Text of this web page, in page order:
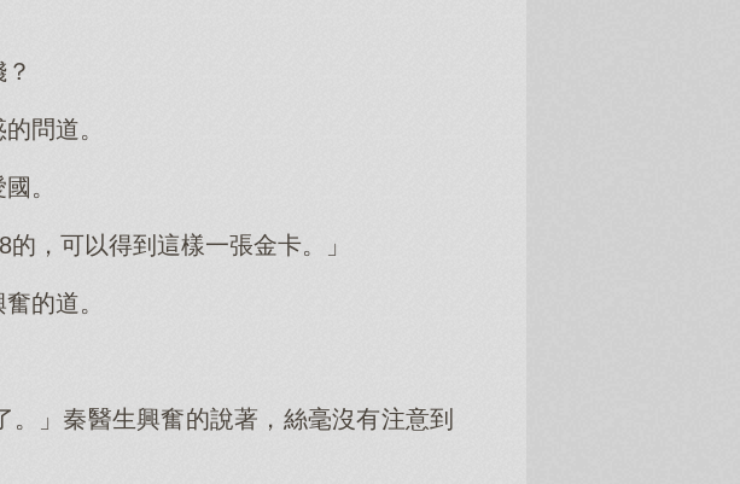
問道。
。
，可以得到這樣一張金卡。」
的道。
。」秦醫生興奮的說著，絲毫沒有注意到